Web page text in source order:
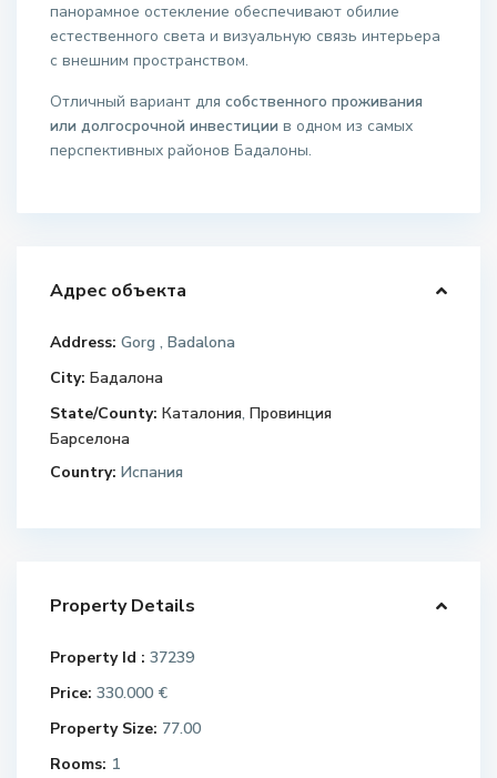
панорамное остекление обеспечивают обилие
естественного света и визуальную связь интерьера
с внешним пространством.
Отличный вариант длясобственного проживания
или долгосрочной инвестиции в одном из самых
перспективных районов Бадалоны.
Адрес объекта
Address: Gorg , Badalona
City: Бадалона
State/County: Каталония,Провинция
Барселона
Country: Испания
Property Details
Property Id : 37239
Price: 330.000 €
Property Size: 77.00
Rooms: 1